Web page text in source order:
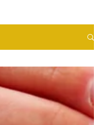
elif fedakar öneriyorum